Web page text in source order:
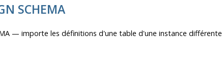
SCHEMA
— importe les définitions d'une table d'une instance différente